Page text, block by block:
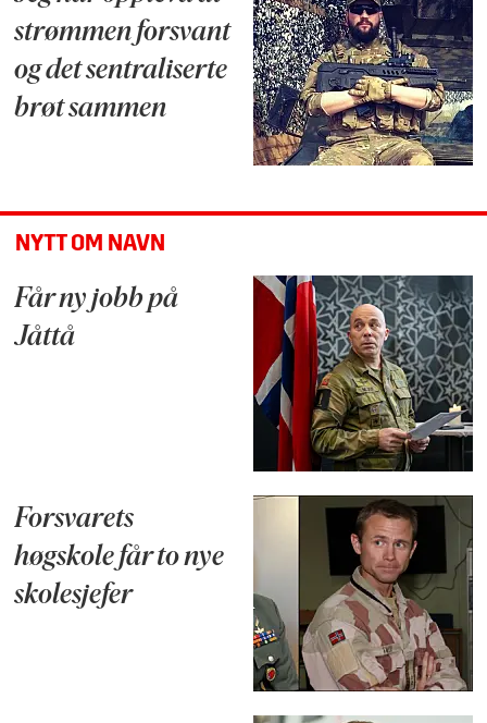
strømmen forsvant
og det sentraliserte
brøt sammen
NYTT OM NAVN
Får ny jobb på
Jåttå
Forsvarets
høgskole får to nye
skolesjefer